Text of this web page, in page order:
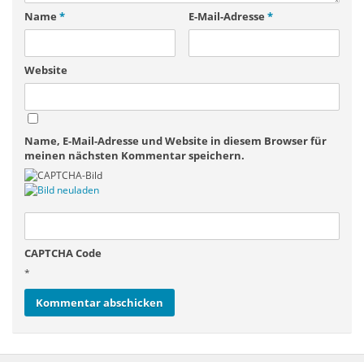
Name * E-Mail-Adresse *
Website
Name, E-Mail-Adresse und Website in diesem Browser für
meinen nächsten Kommentar speichern.
CAPTCHA Code
*